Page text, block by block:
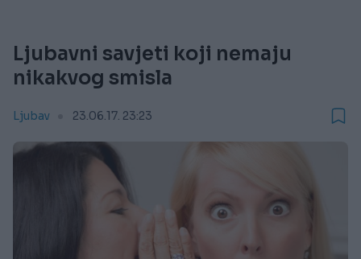
Ljubavni savjeti koji nemaju
nikakvog smisla
Ljubav 23.06.17. 23:23